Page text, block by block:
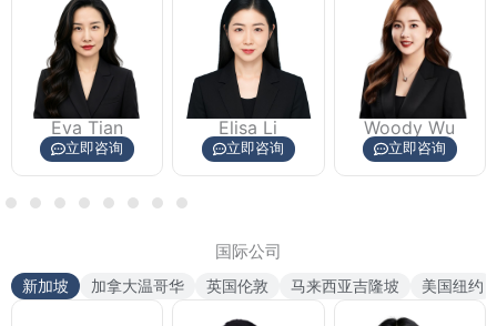
Elisa Li
立即咨询
Woody Wu
立即咨询
Elva Yin
立即咨询
国际公司
新加坡 加拿大温哥华 英国伦敦 马来西亚吉隆坡 美国纽约